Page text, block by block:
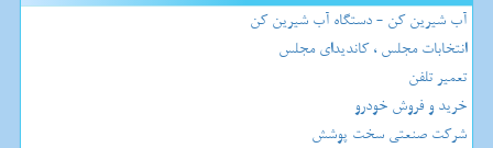
آب شیرین کن - دستگاه آب شیرین کن
انتخابات مجلس ، کاندیدای مجلس
تعمیر تلفن
خرید و فروش خودرو
شرکت صنعتی سخت پوشش